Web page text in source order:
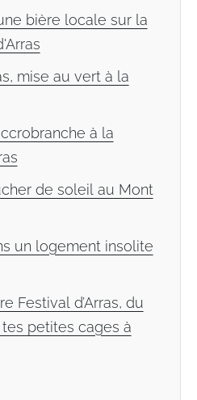
bière locale sur la
mise au vert à la
à la
de soleil au Mont
un logement insolite
Festival d’Arras, du
petites cages à